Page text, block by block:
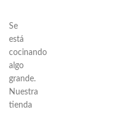
Se
está
cocinando
algo
grande.
Nuestra
tienda